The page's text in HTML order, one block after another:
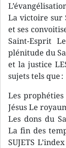
La victoire sur
et ses
Saint-Esprit
plénitude du
et la justice
sujets tels que :
Les prophéties
Jésus Le
Les dons du
La fin des
SUJETS